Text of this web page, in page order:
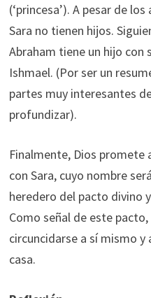
(‘princesa’). A pesar de
Sara no tienen hijos.
Abraham tiene un hijo con
Ishmael. (Por ser un
partes muy interesantes
profundizar).
Finalmente, Dios promete
con Sara, cuyo nombre
heredero del pacto divino
Como señal de este
circuncidarse a sí mismo
casa.